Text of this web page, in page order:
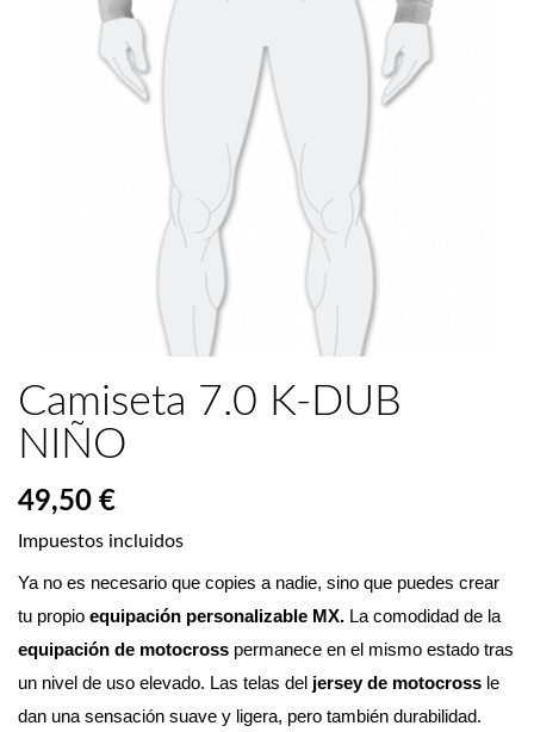
Camiseta 7.0 K-DUB
NIÑO
49,50 €
Impuestos incluidos
Ya no es necesario que copies a nadie, sino que puedes crear
tu propio equipación personalizable MX.
La comodidad de la
equipación de motocross permanece en el mismo estado tras
un nivel de uso elevado. Las telas del jersey de motocross le
dan una sensación suave y ligera, pero también durabilidad.